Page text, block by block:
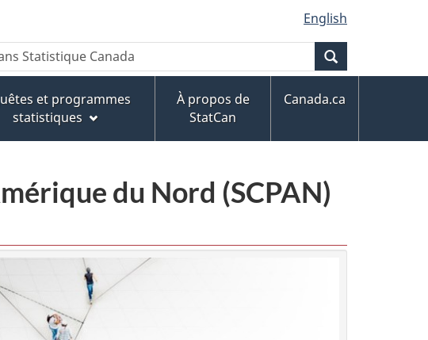
English
et programmes
statistiques
À propos de
StatCan
Canada.ca
du Nord (SCPAN)